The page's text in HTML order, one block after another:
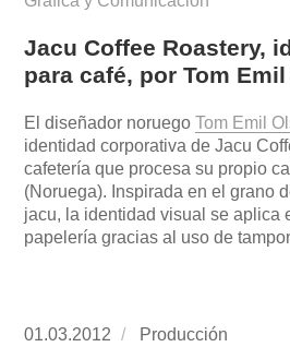
Jacu Coffee Roastery,
para café, por Tom
El diseñador noruegoTom Emil
identidad corporativa de Jacu
cafetería que procesa su propio
(Noruega). Inspirada en el grano
jacu, la identidad visual se aplica
papelería gracias al uso de
Publicado
01.03.2012 https://
Producción